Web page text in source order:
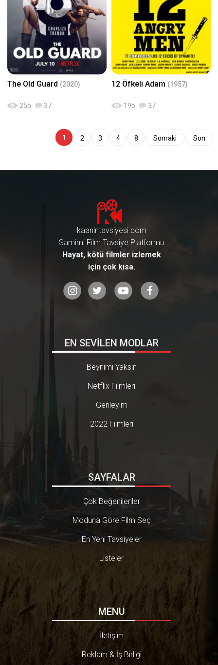
The Old Guard (2020)
25b 37
12 Öfkeli Adam (1957)
19b 37
1 2 3 4 8 Sonraki Son
kaanintavsiyesi.com
Samimi Film Tavsiye Platformu
Hayat, kötü filmler izlemek
için çok kısa.
EN SEVİLEN MODLAR
Beynimi Yaksın
Netflix Filmleri
Gerileyim
2022 Filmleri
SAYFALAR
Çok Beğenilenler
Moduna Göre Film Seç
En Yeni Tavsiyeler
Listeler
MENÜ
İletişim
Reklam & İş Birliği